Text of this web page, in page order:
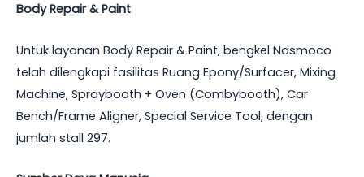
Body Repair & Paint
Untuk layanan Body Repair & Paint, bengkel Nasmoco
telah dilengkapi fasilitas Ruang Epony/Surfacer, Mixing
Machine, Spraybooth + Oven (Combybooth), Car
Bench/Frame Aligner, Special Service Tool, dengan
jumlah stall 297.